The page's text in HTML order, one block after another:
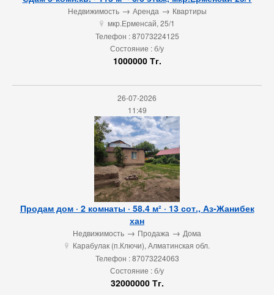
Недвижимость→ Аренда→ Квартиры
u мкр.Ерменсай, 25/1
Телефон : 87073224125
Состояние : б/у
1000000 Тг.
26-07-2026
11:49
Продам дом · 2 комнаты · 58.4 м² · 13 сот., Аз-Жанибек
хан
Недвижимость → Продажа → Дома
u
Карабулак (п.Ключи), Алматинская обл.
Телефон : 87073224063
Состояние : б/у
32000000 Тг.